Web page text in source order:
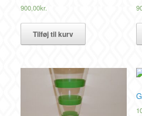
900,00kr.
Tilføj til kurv